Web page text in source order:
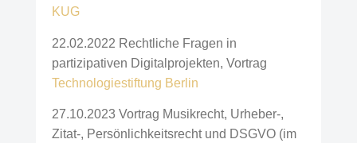
KUG
22.02.2022 Rechtliche Fragen in
partizipativen Digitalprojekten, Vortrag
Technologiestiftung Berlin
27.10.2023 Vortrag Musikrecht, Urheber-,
Zitat-, Persönlichkeitsrecht und DSGVO (im